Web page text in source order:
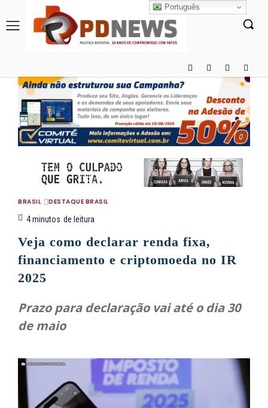
BRASIL DESTAQUE BRASIL
4minutos de leitura
Veja como declarar renda fixa,
financiamento e criptomoeda no IR
2025
Prazo para declaração vai até o dia 30
de maio
Português